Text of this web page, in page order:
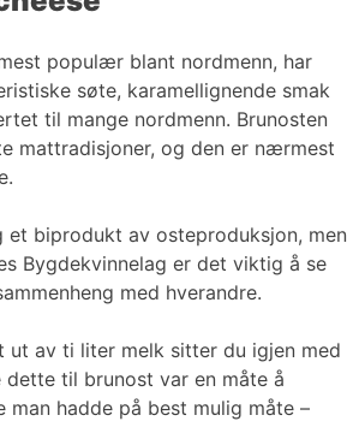
populær blant nordmenn, har
søte, karamellignende smak
til mange nordmenn. Brunosten
mattradisjoner, og den er nærmest
et biprodukt av osteproduksjon, men
Bygdekvinnelag er det viktig å se
med hverandre.
ut av ti liter melk sitter du igjen med
dette til brunost var en måte å
man hadde på best mulig måte –